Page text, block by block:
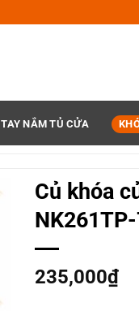
TAY NẮM TỦ CỬA
Củ khóa
235,000₫